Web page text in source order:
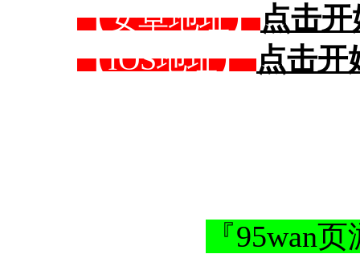
【安卓地址】点击
【IOS地址】点击开
『95wan